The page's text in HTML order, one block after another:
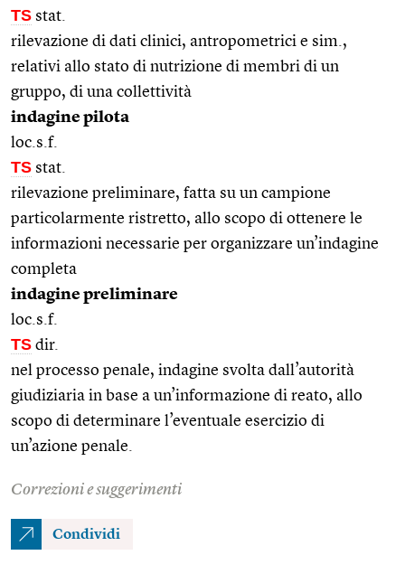
TS stat.
rilevazione di dati clinici, antropometrici e sim.,
relativi allo stato di nutrizione di membri di un
gruppo, di una collettività
indagine pilota
loc.s.f.
TS stat.
rilevazione preliminare, fatta su un campione
particolarmente ristretto, allo scopo di ottenere le
informazioni necessarie per organizzare un’indagine
completa
indagine preliminare
loc.s.f.
TS dir.
nel processo penale, indagine svolta dall’autorità
giudiziaria in base a un’informazione di reato, allo
scopo di determinare l’eventuale esercizio di
un’azione penale.
Correzioni e suggerimenti
Condividi